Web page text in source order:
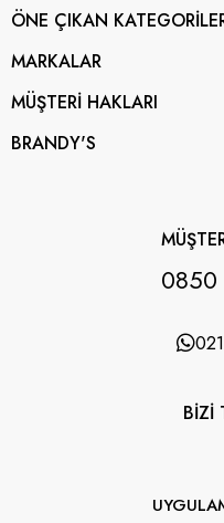
ÖNE ÇIKAN
MARKALAR
MÜŞTERİ HAKLARI
BRANDY'S
BİZİ